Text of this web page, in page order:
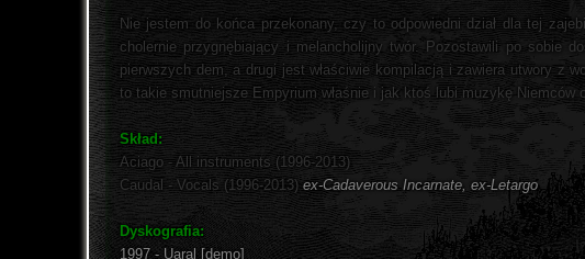
Nie jestem do końca przekonany, czy to odpowiedni dział dla tej
cholernie przygnębiający i melancholijny twór. Pozostawili po sobie
pierwszych dem, a drugi jest właściwie kompilacją i zawiera utwory z
to takie smutniejsze Empyrium właśnie i jak ktoś lubi muzykę
Skład:
Aciago - All instruments (1996-2013)
Caudal - Vocals (1996-2013) ex-Cadaverous Incarnate, ex-Letargo
Dyskografia:
1997 - Uaral [demo]